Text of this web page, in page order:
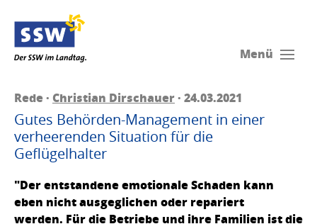
Menü
Rede · Christian Dirschauer· 24.03.2021
Gutes Behörden-Management in einer
verheerenden Situation für die
Geflügelhalter
"Der entstandene emotionale Schaden kann
eben nicht ausgeglichen oder repariert
werden. Für die Betriebe und ihre Familien ist die